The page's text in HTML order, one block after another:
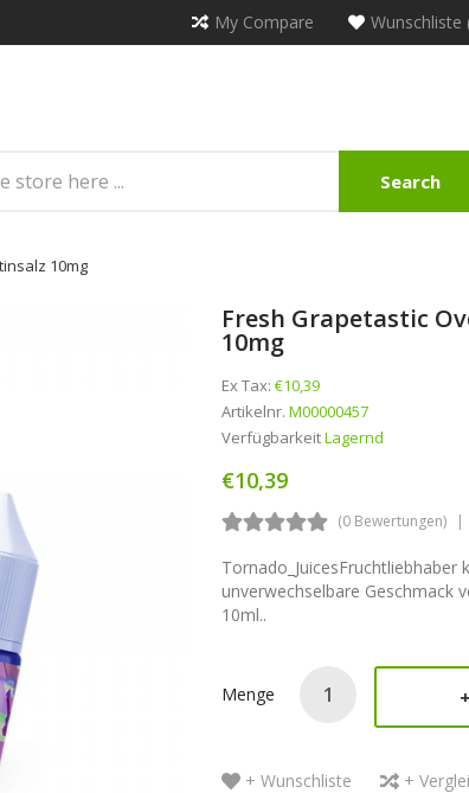
My Compare Wunschliste
Search
10mg
Fresh Grapetastic
10mg
Ex Tax: €10,39
Artikelnr. M00000457
VerfügbarkeitLagernd
€10,39
(0 Bewertungen)
unverwechselbare Geschmack
10ml..
Menge
+ Wunschliste +